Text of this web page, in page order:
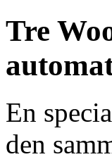
Tre
En
den